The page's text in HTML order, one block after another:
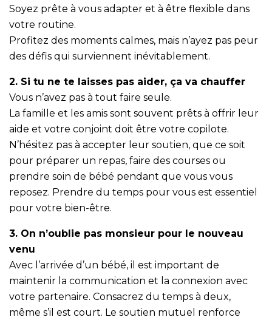
Soyez prête à vous adapter et à être flexible dans
votre routine.
Profitez des moments calmes, mais n’ayez pas peur
des défis qui surviennent inévitablement.
2. Si tu ne te laisses pas aider, ça va chauffer
Vous n’avez pas à tout faire seule.
La famille et les amis sont souvent prêts à offrir leur
aide et votre conjoint doit être votre copilote.
N’hésitez pas à accepter leur soutien, que ce soit
pour préparer un repas, faire des courses ou
prendre soin de bébé pendant que vous vous
reposez. Prendre du temps pour vous est essentiel
pour votre bien-être.
3. On n’oublie pas monsieur pour le nouveau
venu
Avec l’arrivée d’un bébé, il est important de
maintenir la communication et la connexion avec
votre partenaire. Consacrez du temps à deux,
même s’il est court. Le soutien mutuel renforce